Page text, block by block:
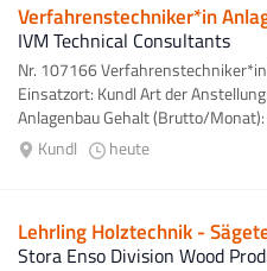
Verfahrenstechniker*in
IVM Technical Consultants
Nr. 107166
Einsatzort: Kundl Art der
Anlagenbau Gehalt (Brutto/Monat):
Kundl
heute
Lehrling Holztechnik -
Stora Enso Division Wood